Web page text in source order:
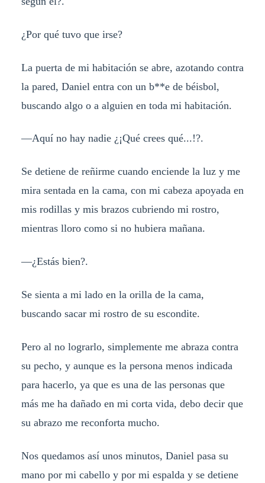
¿Por qué tuvo que irse?
La puerta de mi habitación se abre, azotando contra
la pared, Daniel entra con un b**e de béisbol,
buscando algo o a alguien en toda mi habitación.
—Aquí no hay nadie ¿¡Qué crees qué...!?.
Se detiene de reñirme cuando enciende la luz y me
mira sentada en la cama, con mi cabeza apoyada en
mis rodillas y mis brazos cubriendo mi rostro,
mientras lloro como si no hubiera mañana.
—¿Estás bien?.
Se sienta a mi lado en la orilla de la cama,
buscando sacar mi rostro de su escondite.
Pero al no lograrlo, simplemente me abraza contra
su pecho, y aunque es la persona menos indicada
para hacerlo, ya que es una de las personas que
más me ha dañado en mi corta vida, debo decir que
su abrazo me reconforta mucho.
Nos quedamos así unos minutos, Daniel pasa su
mano por mi cabello y por mi espalda y se detiene